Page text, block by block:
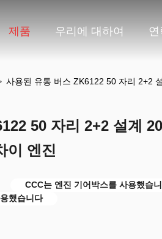
제품 우리에 대하여
사용된 유통 버스 ZK6122 50 자리 2+2
50 자리 2+2 설계
이 엔진
CCC는 엔진 기어박스를 사용했습
했습니다